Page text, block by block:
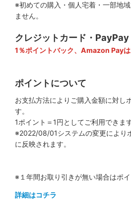
※初めての購入・個人宅着・一部地
ません。
クレジットカード・
1％ポイントバック、Amazon Pay
ポイントについて
お支払方法によりご購入金額に対し
す。
1ポイント＝1円としてご利用できます
※2022/08/01システムの変更により
に反映されます。
※１年間お取り引きが無い場合はポイ
詳細はコチラ